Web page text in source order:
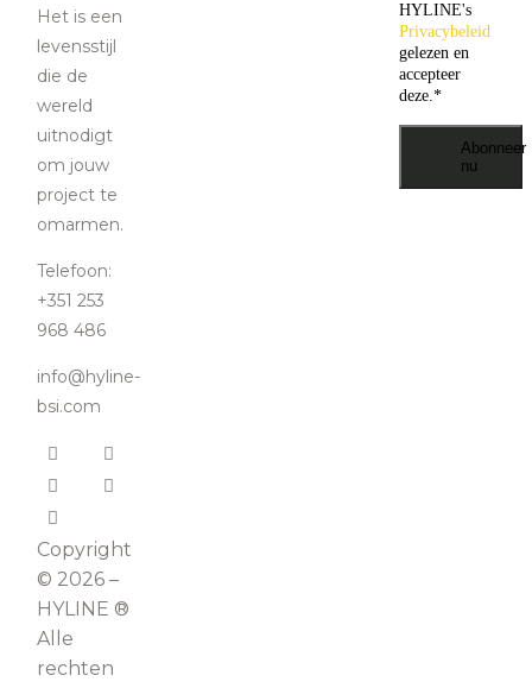
Het is een
levensstijl
die de
wereld
uitnodigt
om jouw
project te
omarmen.
Telefoon:
+351 253
968 486
info@hyline-
bsi.com
Copyright
© 2026 –
HYLINE ®
Alle
rechten
HYLINE's
Privacybeleid
gelezen en
accepteer
deze.*
Abonneer
nu